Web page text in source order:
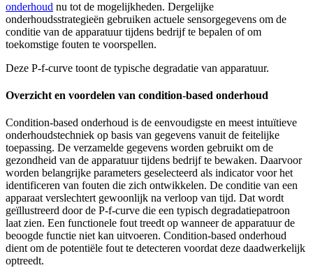
onderhoud nu tot de mogelijkheden. Dergelijke
onderhoudsstrategieën gebruiken actuele sensorgegevens om de
conditie van de apparatuur tijdens bedrijf te bepalen of om
toekomstige fouten te voorspellen.
Deze P-f-curve toont de typische degradatie van apparatuur.
Overzicht en voordelen van condition-based onderhoud
Condition-based onderhoud is de eenvoudigste en meest intuïtieve
onderhoudstechniek op basis van gegevens vanuit de feitelijke
toepassing. De verzamelde gegevens worden gebruikt om de
gezondheid van de apparatuur tijdens bedrijf te bewaken. Daarvoor
worden belangrijke parameters geselecteerd als indicator voor het
identificeren van fouten die zich ontwikkelen. De conditie van een
apparaat verslechtert gewoonlijk na verloop van tijd. Dat wordt
geïllustreerd door de P-f-curve die een typisch degradatiepatroon
laat zien. Een functionele fout treedt op wanneer de apparatuur de
beoogde functie niet kan uitvoeren. Condition-based onderhoud
dient om de potentiële fout te detecteren voordat deze daadwerkelijk
optreedt.